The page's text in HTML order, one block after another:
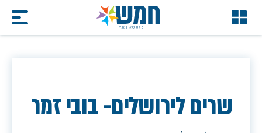
שרים לירושלים- בובי זמר